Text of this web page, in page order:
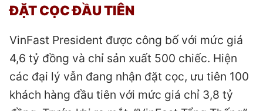
ĐẶT CỌC ĐẦU TIÊN
VinFast President được công bố với mức giá
4,6 tỷ đồng và chỉ sản xuất 500 chiếc. Hiện
các đại lý vẫn đang nhận đặt cọc, ưu tiên 100
khách hàng đầu tiên với mức giá chỉ 3,8 tỷ